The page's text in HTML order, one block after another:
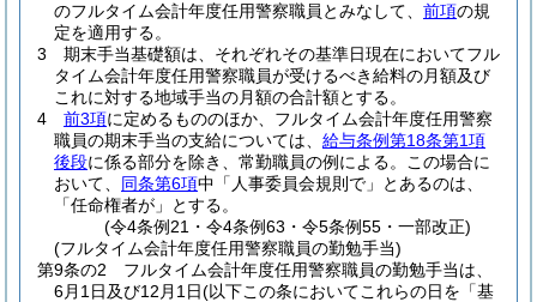
のフルタイム会計年度任用警察職員とみなして、 前項の規
定を適用する。
3
期末手当基礎額は、それぞれその基準日現在においてフル
タイム会計年度任用警察職員が受けるべき給料の月額及び
これに対する地域手当の月額の合計額とする。
4
前3項に定めるもののほか、フルタイム会計年度任用警察
職員の期末手当の支給については、 給与条例第18条第1項
後段に係る部分を除き、常勤職員の例による。
この場合に
おいて、 同条第6項中「人事委員会規則で」とあるのは、
「任命権者が」とする。
(令4条例21・令4条例63・令5条例55・一部改正)
(フルタイム会計年度任用警察職員の勤勉手当)
第9条の2
フルタイム会計年度任用警察職員の勤勉手当は、
6月1日及び12月1日(以下この条においてこれらの日を「基